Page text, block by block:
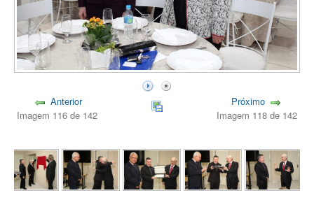
Anterior
Imagem 116 de 142
Próximo
Imagem 118 de 142